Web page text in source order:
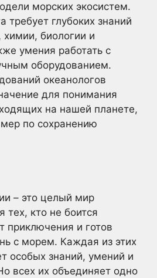
морских экосистем.
требует глубоких знаний
химии, биологии и
умения работать с
оборудованием.
океанологов
для понимания
на нашей планете,
по сохранению
– это целый мир
тех, кто не боится
приключения и готов
с морем. Каждая из этих
особых знаний, умений и
всех их объединяет одно